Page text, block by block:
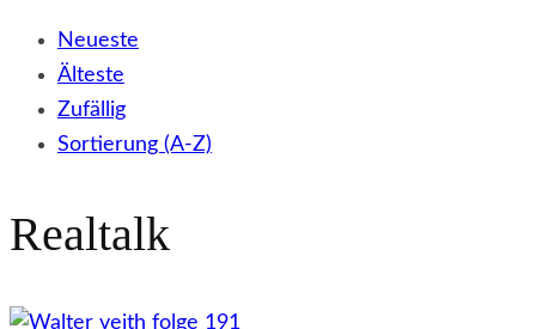
Neueste
Älteste
Zufällig
Sortierung (A-Z)
Realtalk